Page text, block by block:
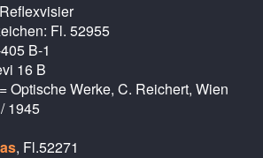
Fl. 52955
B-1
16 B
Optische Werke, C. Reichert, Wien
1945
, Fl.52271